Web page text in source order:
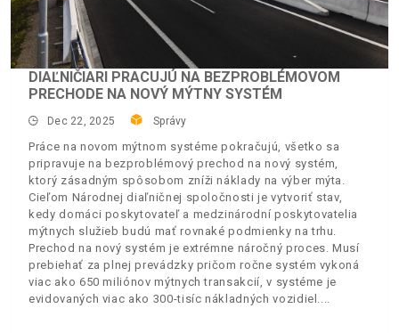
DIAĽNIČIARI PRACUJÚ NA BEZPROBLÉMOVOM
PRECHODE NA NOVÝ MÝTNY SYSTÉM
Dec 22, 2025 Správy
Práce na novom mýtnom systéme pokračujú, všetko sa
pripravuje na bezproblémový prechod na nový systém,
ktorý zásadným spôsobom zníži náklady na výber mýta.
Cieľom Národnej diaľničnej spoločnosti je vytvoriť stav,
kedy domáci poskytovateľ a medzinárodní poskytovatelia
mýtnych služieb budú mať rovnaké podmienky na trhu.
Prechod na nový systém je extrémne náročný proces. Musí
prebiehať za plnej prevádzky pričom ročne systém vykoná
viac ako 650 miliónov mýtnych transakcií, v systéme je
evidovaných viac ako 300-tisíc nákladných vozidiel.